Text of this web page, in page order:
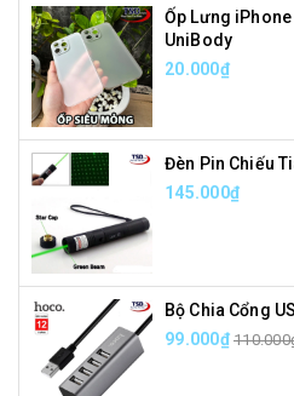
Ốp Lưng
UniBody
20.000₫
Đèn Pin Chiếu
145.000₫
Bộ Chia Cổng
99.000₫